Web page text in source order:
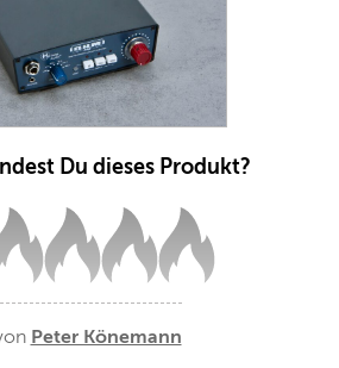
Du dieses Produkt?
Peter Könemann